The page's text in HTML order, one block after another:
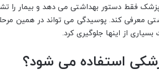
فقط دستور بهداشتی می دهد و بیمار را
معرفی کند. پوسیدگی می تواند در همین
از اینها جلوگیری کرد.
استفاده می شود؟